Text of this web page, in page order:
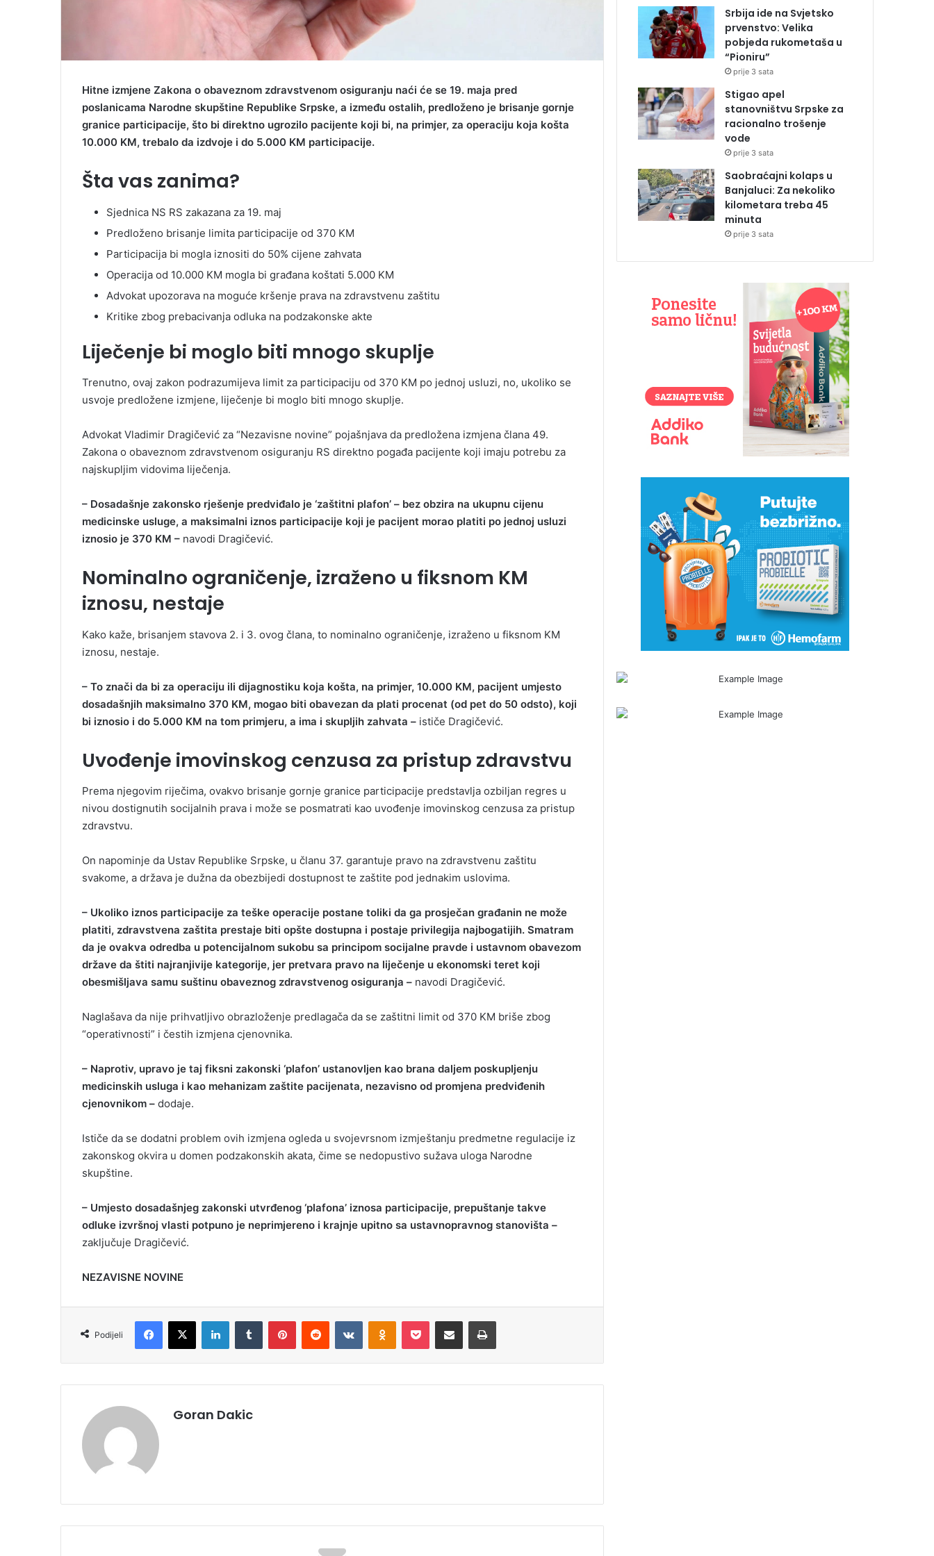
Hitne izmjene Zakona o obaveznom zdravstvenom osiguranju naći će se 19. maja pred
poslanicama Narodne skupštine Republike Srpske, a između ostalih, predloženo je brisanje gornje
granice participacije, što bi direktno ugrozilo pacijente koji bi, na primjer, za operaciju koja košta
10.000 KM, trebalo da izdvoje i do 5.000 KM participacije.
Šta vas zanima?
Sjednica NS RS zakazana za 19. maj
Predloženo brisanje limita participacije od 370 KM
Participacija bi mogla iznositi do 50% cijene zahvata
Operacija od 10.000 KM mogla bi građana koštati 5.000 KM
Advokat upozorava na moguće kršenje prava na zdravstvenu zaštitu
Kritike zbog prebacivanja odluka na podzakonske akte
Liječenje bi moglo biti mnogo skuplje
Trenutno, ovaj zakon podrazumijeva limit za participaciju od 370 KM po jednoj usluzi, no, ukoliko se
usvoje predložene izmjene, liječenje bi moglo biti mnogo skuplje.
Advokat Vladimir Dragičević za “Nezavisne novine” pojašnjava da predložena izmjena člana 49.
Zakona o obaveznom zdravstvenom osiguranju RS direktno pogađa pacijente koji imaju potrebu za
najskupljim vidovima liječenja.
– Dosadašnje zakonsko rješenje predviđalo je ‘zaštitni plafon’ – bez obzira na ukupnu cijenu
medicinske usluge, a maksimalni iznos participacije koji je pacijent morao platiti po jednoj usluzi
iznosio je 370 KM – navodi Dragičević.
Nominalno ograničenje, izraženo u fiksnom KM
iznosu, nestaje
Kako kaže, brisanjem stavova 2. i 3. ovog člana, to nominalno ograničenje, izraženo u fiksnom KM
iznosu, nestaje.
– To znači da bi za operaciju ili dijagnostiku koja košta, na primjer, 10.000 KM, pacijent umjesto
dosadašnjih maksimalno 370 KM, mogao biti obavezan da plati procenat (od pet do 50 odsto), koji
bi iznosio i do 5.000 KM na tom primjeru, a ima i skupljih zahvata – ističe Dragičević.
Uvođenje imovinskog cenzusa za pristup zdravstvu
Prema njegovim riječima, ovakvo brisanje gornje granice participacije predstavlja ozbiljan regres u
nivou dostignutih socijalnih prava i može se posmatrati kao uvođenje imovinskog cenzusa za pristup
zdravstvu.
On napominje da Ustav Republike Srpske, u članu 37. garantuje pravo na zdravstvenu zaštitu
svakome, a država je dužna da obezbijedi dostupnost te zaštite pod jednakim uslovima.
– Ukoliko iznos participacije za teške operacije postane toliki da ga prosječan građanin ne može
platiti, zdravstvena zaštita prestaje biti opšte dostupna i postaje privilegija najbogatijih. Smatram
da je ovakva odredba u potencijalnom sukobu sa principom socijalne pravde i ustavnom obavezom
države da štiti najranjivije kategorije, jer pretvara pravo na liječenje u ekonomski teret koji
obesmišljava samu suštinu obaveznog zdravstvenog osiguranja – navodi Dragičević.
Naglašava da nije prihvatljivo obrazloženje predlagača da se zaštitni limit od 370 KM briše zbog
“operativnosti” i čestih izmjena cjenovnika.
– Naprotiv, upravo je taj fiksni zakonski ‘plafon’ ustanovljen kao brana daljem poskupljenju
medicinskih usluga i kao mehanizam zaštite pacijenata, nezavisno od promjena predviđenih
cjenovnikom – dodaje.
Ističe da se dodatni problem ovih izmjena ogleda u svojevrsnom izmještanju predmetne regulacije iz
zakonskog okvira u domen podzakonskih akata, čime se nedopustivo sužava uloga Narodne
skupštine.
– Umjesto dosadašnjeg zakonski utvrđenog ‘plafona’ iznosa participacije, prepuštanje takve
odluke izvršnoj vlasti potpuno je neprimjereno i krajnje upitno sa ustavnopravnog stanovišta –
zaključuje Dragičević.
NEZAVISNE NOVINE
Podijeli
Goran Dakic
Srbija ide na Svjetsko
prvenstvo: Velika
pobjeda rukometaša u
“Pioniru”
prije 3 sata
Stigao apel
stanovništvu Srpske za
racionalno trošenje
vode
prije 3 sata
Saobraćajni kolaps u
Banjaluci: Za nekoliko
kilometara treba 45
minuta
prije 3 sata